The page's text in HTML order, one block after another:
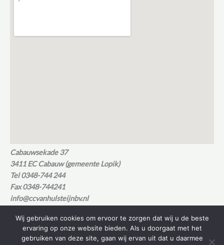
Cabauwsekade 37
3411 EC Cabauw (gemeente Lopik)
Tel 0348-744 244
Fax 0348-744241
info@ccvanhulsteijnbv.nl
© 1984-2026 C.C. van Hulsteijn B.V.
Wij gebruiken cookies om ervoor te zorgen dat wij u de beste
ervaring op onze website bieden. Als u doorgaat met het
gebruiken van deze site, gaan wij ervan uit dat u daarmee